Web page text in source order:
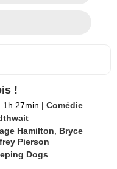
!
1h 27min | Comédie
Hamilton
Bryce
Pierson
Dogs